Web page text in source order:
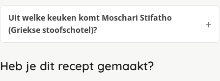
Uit welke keuken komt Moschari Stifatho
(Griekse stoofschotel)?
Heb je dit recept gemaakt?